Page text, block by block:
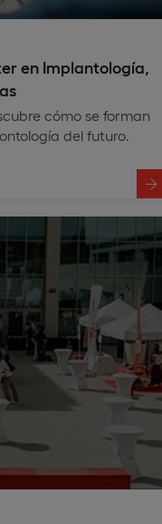
en Implantología,
cómo se forman
del futuro.